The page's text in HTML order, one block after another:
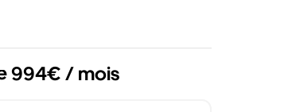
994€ / mois